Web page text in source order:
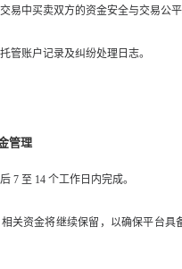
易中买卖双方的资金安全与交易公平
管账户记录及纠纷处理日志。
管理
7 至 14 个工作日内完成。
关资金将继续保留，以确保平台具